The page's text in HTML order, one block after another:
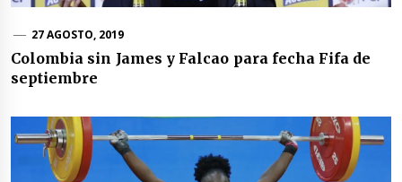
27 AGOSTO, 2019
Colombia sin James y Falcao para fecha Fifa de
septiembre